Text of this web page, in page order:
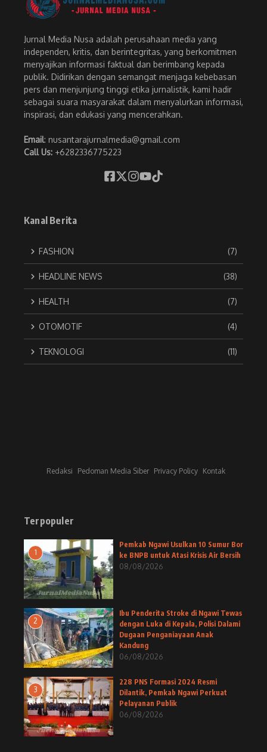
Jurnal Media Nusa adalah perusahaan media yang
independen, kritis, dan berintegritas, yang berkomitmen
menyajikan informasi faktual dan berimbang kepada
publik. Didirikan dengan semangat menjaga kebebasan
pers dan menjunjung tinggi etika jurnalistik, kami hadir
sebagai suara masyarakat dalam menyalurkan informasi,
inspirasi, dan edukasi yang mencerahkan.
Email: nusantarajurnalmedia@gmail.com
Call Us: +6282336775223
Kanal Berita
FASHION (7)
HEADLINE NEWS (38)
HEALTH (7)
OTOMOTIF (4)
TEKNOLOGI (11)
Redaksi Pedoman Media Siber Privacy Policy Kontak
Terpopuler
1
Pemkab Ngawi Usulkan 10 Sumur Bor
ke BNPB untuk Atasi Krisis Air Bersih
08/08/2026
2
Ibu Penderita Stroke di Ngawi Tewas
dengan Luka di Kepala, Polisi Dalami
Dugaan Penganiayaan Anak
Kandung
06/08/2026
3
228 PNS Formasi 2024 Resmi
Dilantik, Pemkab Ngawi Perkuat
Pelayanan Publik
06/08/2026